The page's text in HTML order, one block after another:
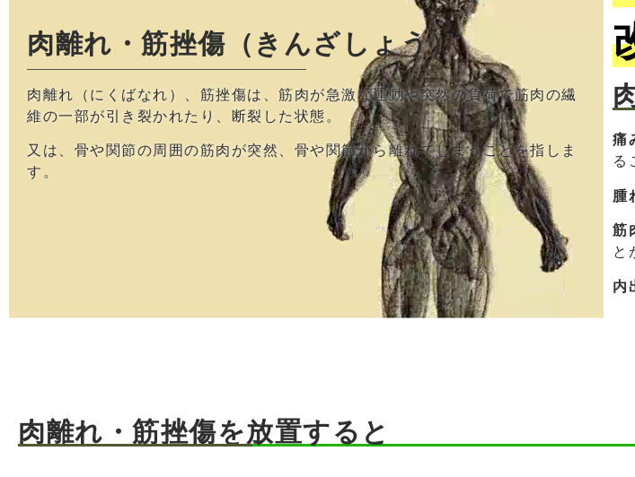
肉離れ・筋挫傷（きんざしょう）
肉離れ（にくばなれ）、筋挫傷は、筋肉が急激な運動や突然の負荷で筋肉の繊
維の一部が引き裂かれたり、断裂した状態。
又は、骨や関節の周囲の筋肉が突然、骨や関節から離れてしまうことを指しま
す。
痛
る
腫
筋
と
内
肉離れ・筋挫傷を放置すると